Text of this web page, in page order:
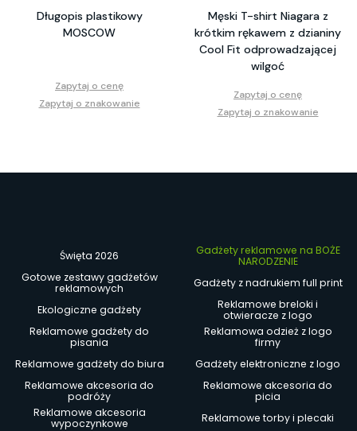
Długopis plastikowy
MOSCOW
Zapytaj o cenę
Zapytaj o znakowanie
Męski T-shirt Niagara z
krótkim rękawem z dzianiny
Cool Fit odprowadzającej
wilgoć
Zapytaj o cenę
Zapytaj o znakowanie
Święta 2026
Gadżety reklamowe na BOŻE
NARODZENIE
Gotowe zestawy gadżetów
reklamowych
Gadżety z nadrukiem full print
Ekologiczne gadżety
Reklamowe breloki i
otwieracze z logo
Reklamowe gadżety do
pisania
Reklamowa odzież z logo
firmy
Reklamowe gadżety do biura
Gadżety elektroniczne z logo
Reklamowe akcesoria do
podróży
Reklamowe akcesoria do
picia
Reklamowe akcesoria
wypoczynkowe
Reklamowe torby i plecaki